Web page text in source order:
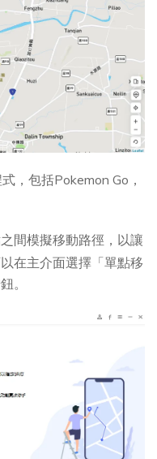
，包括Pokemon Go，
間模擬移動路徑，以讓
在主介面選擇「單點移
。